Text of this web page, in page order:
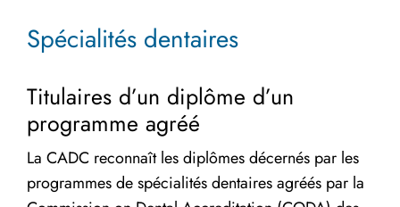
Spécialités dentaires
Titulaires d’un diplôme d’un
programme agréé
La CADC reconnaît les diplômes décernés par les
programmes de spécialités dentaires agréés par la